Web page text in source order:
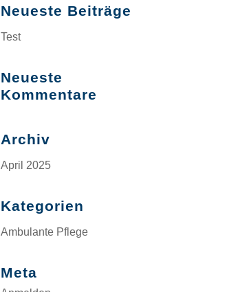
Neueste Beiträge
Test
Neueste
Kommentare
Archiv
April 2025
Kategorien
Ambulante Pflege
Meta